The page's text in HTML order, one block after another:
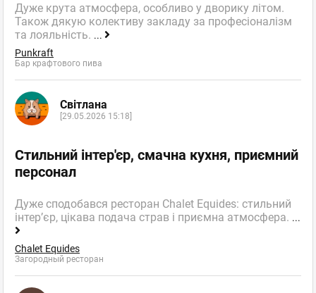
Дуже крута атмосфера, особливо у дворику літом.
Також дякую колективу закладу за професіоналізм
та лояльність. ...
Punkraft
Бар крафтового пива
Світлана
[29.05.2026 15:18]
Стильний інтер'єр, смачна кухня, приємний
персонал
Дуже сподобався ресторан Chalet Equides: стильний
інтер’єр, цікава подача страв і приємна атмосфера. ...
Chalet Equides
Загородный ресторан